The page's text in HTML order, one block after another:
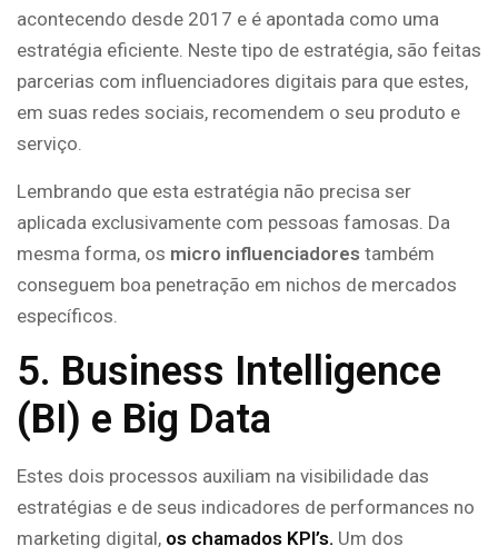
acontecendo desde 2017 e é apontada como uma
estratégia eficiente. Neste tipo de estratégia, são feitas
parcerias com influenciadores digitais para que estes,
em suas redes sociais, recomendem o seu produto e
serviço.
Lembrando que esta estratégia não precisa ser
aplicada exclusivamente com pessoas famosas. Da
mesma forma, os micro influenciadores também
conseguem boa penetração em nichos de mercados
específicos.
5. Business Intelligence
(BI) e Big Data
Estes dois processos auxiliam na visibilidade das
estratégias e de seus indicadores de performances no
marketing digital, os chamados KPI’s. Um dos